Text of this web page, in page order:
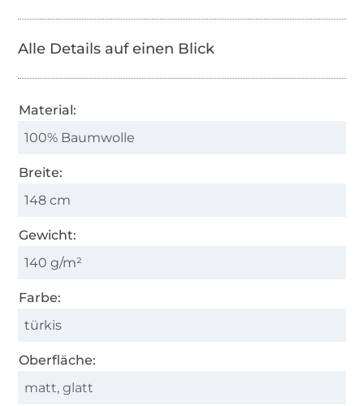
Alle Details auf einen Blick
Material:
100% Baumwolle
Breite:
148 cm
Gewicht:
140 g/m²
Farbe:
türkis
Oberfläche:
matt, glatt